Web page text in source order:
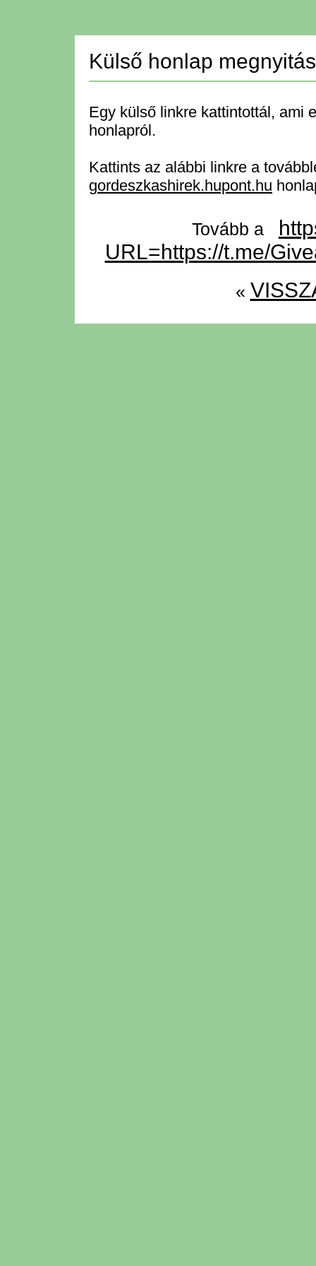
Külső honlap
Egy külső linkre kattintottál, ami
honlapról.
Kattints az alábbi linkre a
gordeszkashirek.hupont.hu
Tovább a
URL=https://t.me/
«